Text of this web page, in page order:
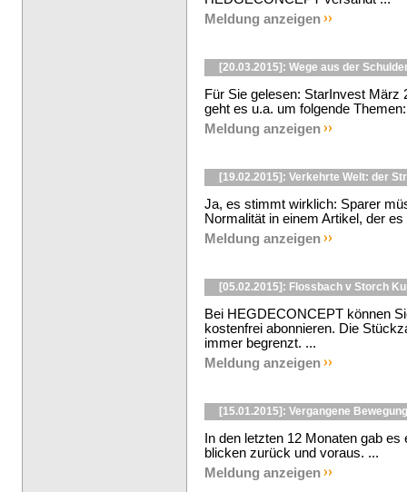
Meldung anzeigen
[20.03.2015]: Wege aus der
Für Sie gelesen: StarInvest März
geht es u.a. um folgende
Meldung anzeigen
[19.02.2015]: Verkehrte Welt: der
Ja, es stimmt wirklich: Sparer
Normalität in einem Artikel, der
Meldung anzeigen
[05.02.2015]: Flossbach v Storch
Bei HEGDECONCEPT können
kostenfrei abonnieren. Die
immer begrenzt. ...
Meldung anzeigen
[15.01.2015]: Vergangene
In den letzten 12 Monaten gab
blicken zurück und voraus. ...
Meldung anzeigen